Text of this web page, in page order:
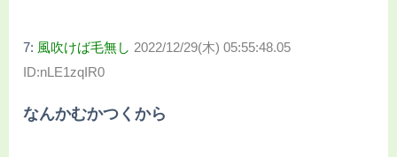
7: 風吹けば毛無し 2022/12/29(木) 05:55:48.05
ID:nLE1zqIR0
なんかむかつくから